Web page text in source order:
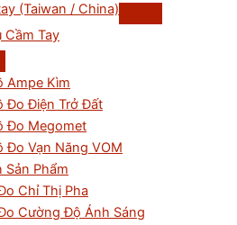
(Taiwan / China)
Cầm Tay
Ampe Kìm
Đo Điện Trở Đất
Đo Megomet
Đo Vạn Năng VOM
Sản Phẩm
Chỉ Thị Pha
Cường Độ Ánh Sáng